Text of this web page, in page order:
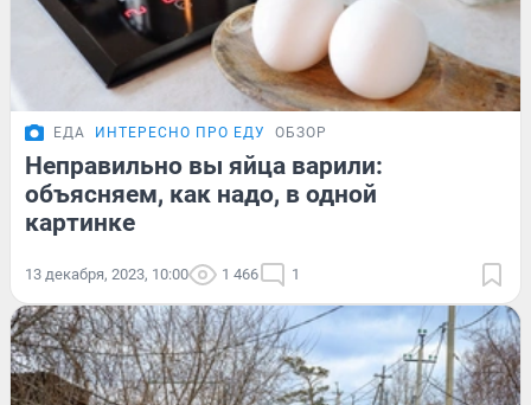
ЕДА ИНТЕРЕСНО ПРО ЕДУ ОБЗОР
Неправильно вы яйца варили:
объясняем, как надо, в одной
картинке
13 декабря, 2023, 10:00 1 466 1